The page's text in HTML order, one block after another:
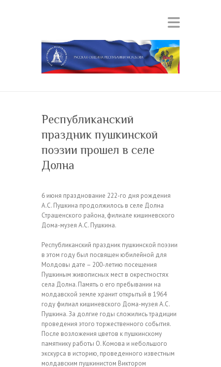
Республиканский
праздник пушкинской
поэзии прошел в селе
Долна
6 июня празднование 222-го дня рождения
А.С. Пушкина продолжилось в селе Долна
Страшенского района, филиале кишиневского
Дома-музея А.С. Пушкина.
Республиканский праздник пушкинской поэзии
в этом году был посвящен юбилейной для
Молдовы дате – 200-летию посещения
Пушкиным живописных мест в окрестностях
села Долна. Память о его пребывании на
молдавской земле хранит открытый в 1964
году филиал кишиневского Дома-музея А.С.
Пушкина. За долгие годы сложились традиции
проведения этого торжественного события.
После возложения цветов к пушкинскому
памятнику работы О. Комова и небольшого
экскурса в историю, проведенного известным
молдавским пушкинистом Виктором